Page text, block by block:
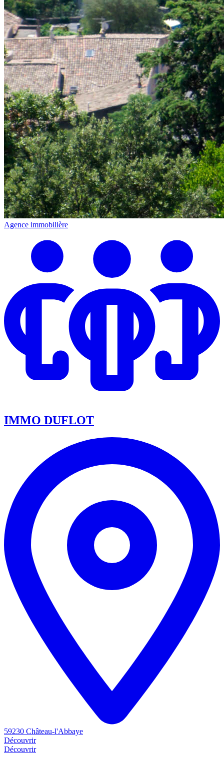
Agence immobilière
IMMO DUFLOT
59230 Château-l'Abbaye
Découvrir
Découvrir